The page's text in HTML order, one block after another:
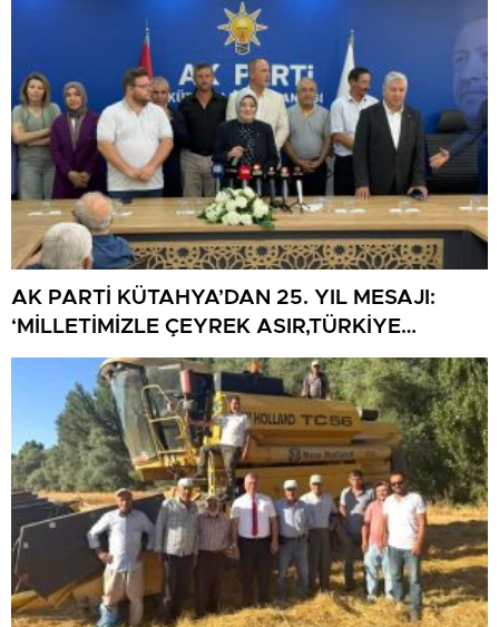
AK PARTİ KÜTAHYA’DAN 25. YIL MESAJI:
‘MİLLETİMİZLE ÇEYREK ASIR,TÜRKİYE
GELECEĞE HAZIR’